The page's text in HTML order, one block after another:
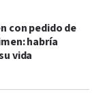
con pedido de
habría
vida